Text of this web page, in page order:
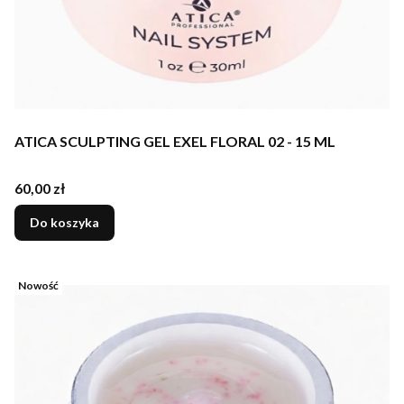
ATICA SCULPTING GEL EXEL FLORAL 02 - 15 ML
Cena
60,00 zł
Do koszyka
Nowość